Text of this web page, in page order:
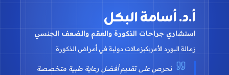
أ.د. أسامة البكل
استشاري جراحات الذكورة والعقم والضعف الجنسي
زمالة البورد الأمريكيزمالات دولية في أمراض الذكورة
نحرص على تقديم أفضل رعاية طبية متخصصة